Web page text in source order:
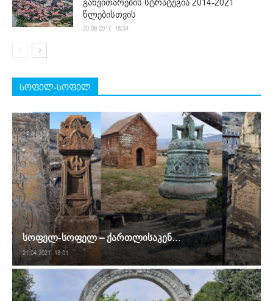
წლებისთვის
20.09.2017. 18:34
სოფელ-სოფელ
სოფელ-სოფელ – ქართლისაკენ…
21.04.2021. 18:01